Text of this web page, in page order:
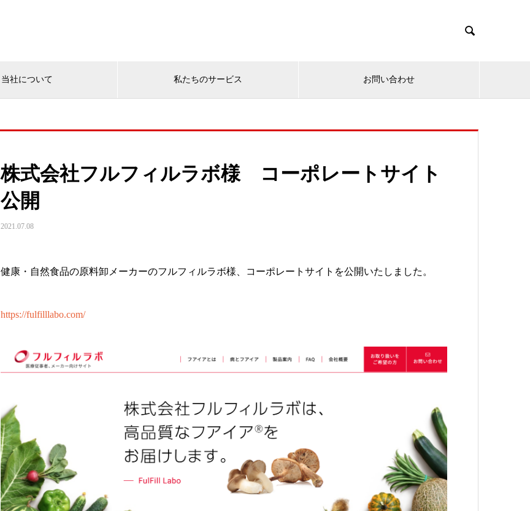

当社について 私たちのサービス お問い合わせ
株式会社フルフィルラボ様 コーポレートサイト
公開
2021.07.08
健康・自然食品の原料卸メーカーのフルフィルラボ様、コーポレートサイトを公開いたしました。
https://fulfilllabo.com/